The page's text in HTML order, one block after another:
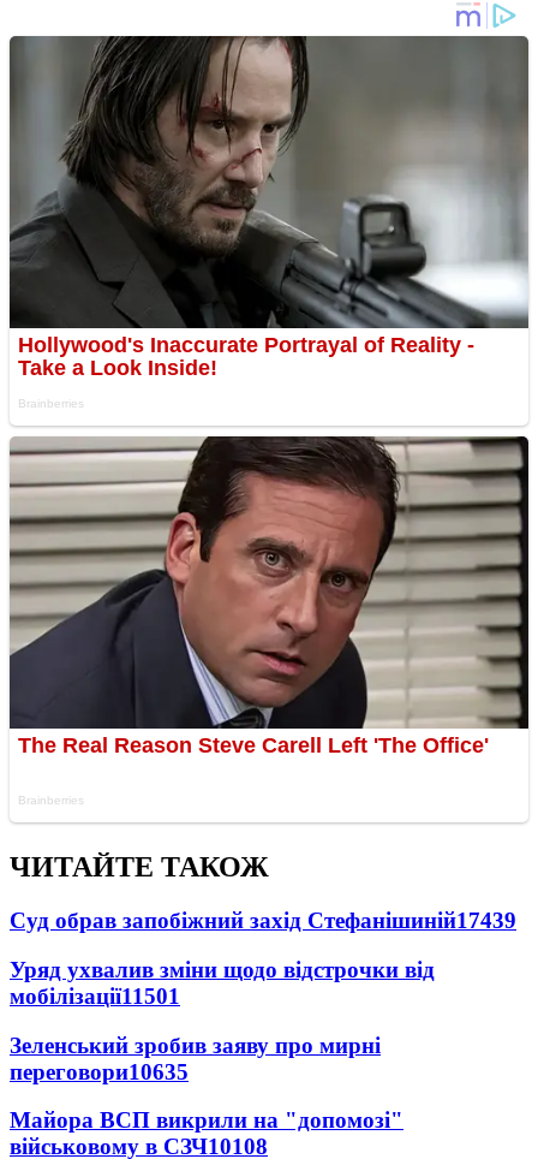
ЧИТАЙТЕ ТАКОЖ
Суд обрав запобіжний захід Стефанішиній17439
Уряд ухвалив зміни щодо відстрочки від
мобілізації11501
Зеленський зробив заяву про мирні
переговори10635
Майора ВСП викрили на "допомозі"
військовому в СЗЧ10108